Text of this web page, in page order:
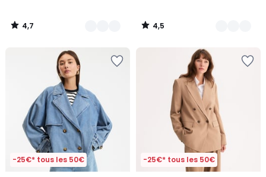
4,7
/
4,5
/
-25€* tous les 50€ -25€* tous les 50€